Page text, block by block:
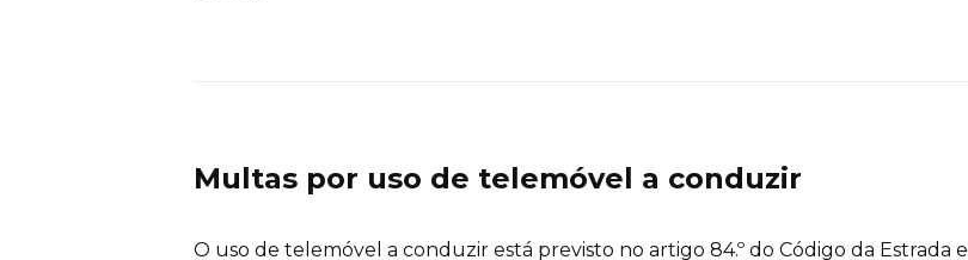
Multas por uso de telemóvel a conduzir
O uso de telemóvel a conduzir está previsto no artigo 84.º do Código da Estrada e